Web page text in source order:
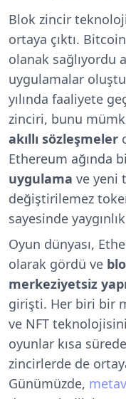
Blok zincir
ortaya çıktı.
olanak sağlıyordu
uygulamalar
yılında faaliyete
zinciri, bunu
akıllı sözleşmeler
Ethereum ağında
uygulama ve yeni
değiştirilemez
sayesinde
Oyun dünyası,
olarak gördü ve
merkeziyetsiz
girişti. Her biri bir
ve NFT
oyunlar kısa sürede
zincirlerde de
Günümüzde,